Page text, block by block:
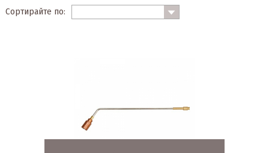
Сортирайте по: